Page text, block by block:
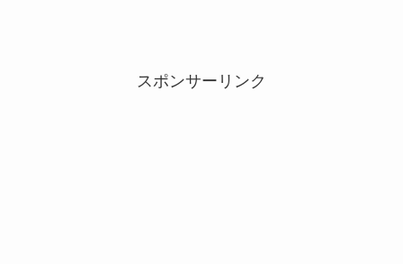
スポンサーリンク